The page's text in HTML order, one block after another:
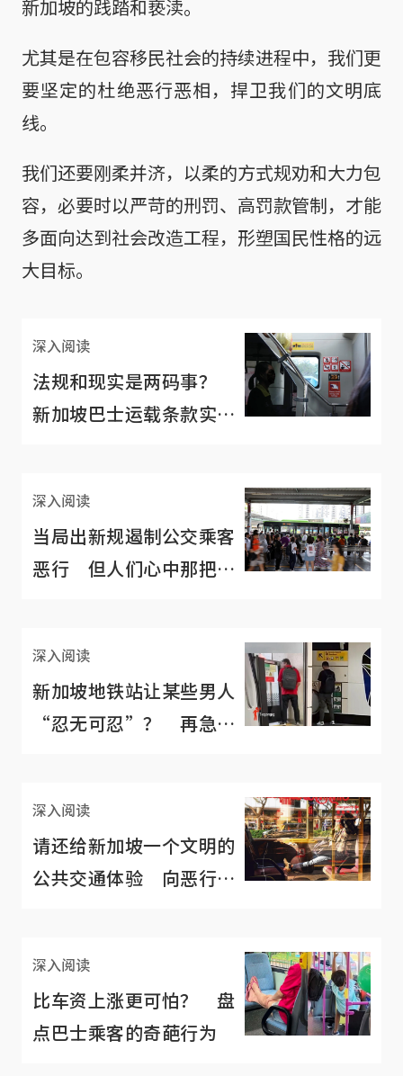
新加坡的践踏和亵渎。
尤其是在包容移民社会的持续进程中，我们更
要坚定的杜绝恶行恶相，捍卫我们的文明底
线。
我们还要刚柔并济，以柔的方式规劝和大力包
容，必要时以严苛的刑罚、高罚款管制，才能
多面向达到社会改造工程，形塑国民性格的远
大目标。
深入阅读
法规和现实是两码事？
新加坡巴士运载条款实施
深入阅读
当局出新规遏制公交乘客
恶行 但人们心中那把文
深入阅读
新加坡地铁站让某些男人
“忍无可忍”？ 再急也
深入阅读
请还给新加坡一个文明的
公共交通体验 向恶行恶
深入阅读
比车资上涨更可怕？ 盘
点巴士乘客的奇葩行为